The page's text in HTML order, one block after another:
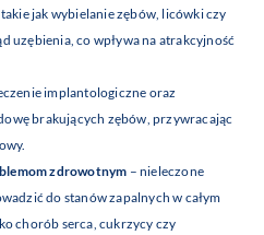
takie jak wybielanie zębów, licówki czy
uzębienia, co wpływa na atrakcyjność
implantologiczne oraz
brakujących zębów, przywracając
zdrowotnym – nieleczone
do stanów zapalnych w całym
chorób serca, cukrzycy czy